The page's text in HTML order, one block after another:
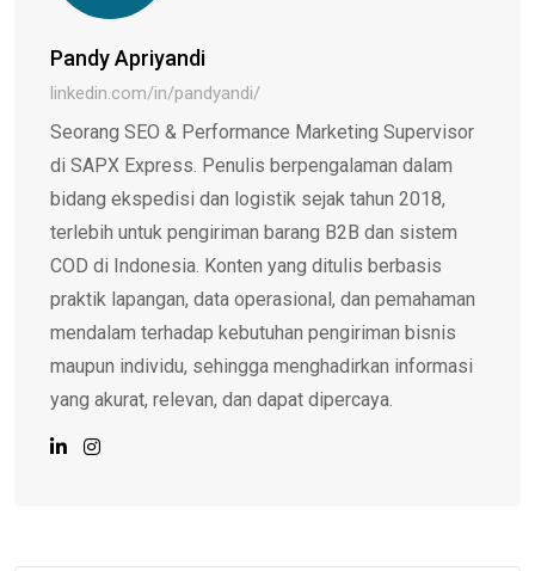
Pandy Apriyandi
linkedin.com/in/pandyandi/
Seorang SEO & Performance Marketing Supervisor
di SAPX Express. Penulis berpengalaman dalam
bidang ekspedisi dan logistik sejak tahun 2018,
terlebih untuk pengiriman barang B2B dan sistem
COD di Indonesia. Konten yang ditulis berbasis
praktik lapangan, data operasional, dan pemahaman
mendalam terhadap kebutuhan pengiriman bisnis
maupun individu, sehingga menghadirkan informasi
yang akurat, relevan, dan dapat dipercaya.